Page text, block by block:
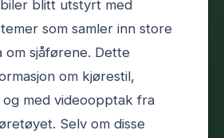
blitt utstyrt med
som samler inn store
om sjåførene. Dette
om kjørestil,
og med videoopptak fra
Selv om disse